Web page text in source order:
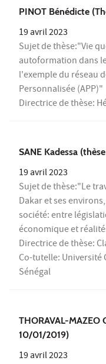
PINOT Bénédicte
19 avril 2023
Sujet de thèse:"Vie
autoformation dans
l'exemple du réseau
Personnalisée (APP)"
Directrice de thèse:
SANE Kadessa
19 avril 2023
Sujet de thèse:"Le
Dakar et ses
société: entre
économique et
Directrice de thèse:
Co-tutelle: Université
Sénégal
THORAVAL-
10/01/2019)
19 avril 2023